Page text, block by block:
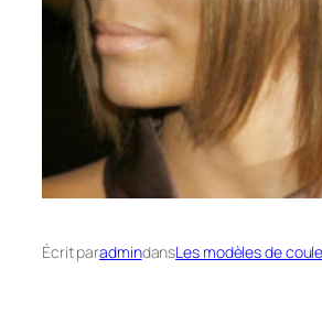
Écrit paradmindansLes modèles de